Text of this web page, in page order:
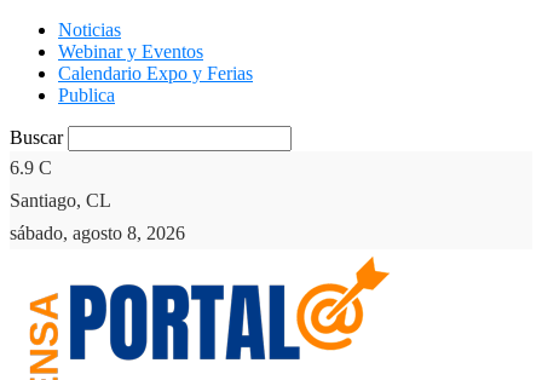
Noticias
Webinar y Eventos
Calendario Expo y Ferias
Publica
Buscar
6.9 C
Santiago, CL
sábado, agosto 8, 2026